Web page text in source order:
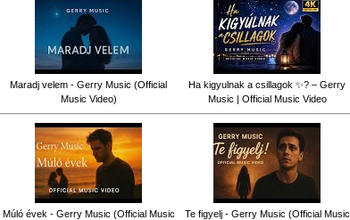
Maradj velem - Gerry Music (Official
Music Video)
Ha kigyulnak a csillagok ✨? – Gerry
Music | Official Music Video
Múló évek - Gerry Music (Official Music
Te figyelj - Gerry Music (Official Music